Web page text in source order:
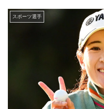
スポーツ選手